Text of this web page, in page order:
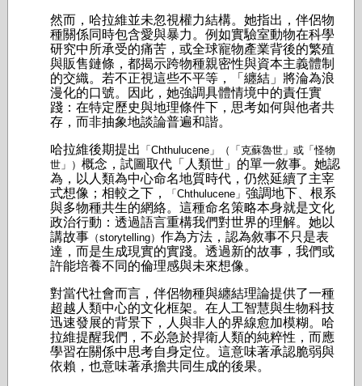
然而，哈拉維並未忽視權力結構。她指出，伴侶物
種關係同時包含愛與暴力。例如實驗室動物在科學
研究中所承受的痛苦，或全球寵物產業背後的繁殖
與販售鏈條，都揭示跨物種親密性與資本主義體制
的交織。若不正視這些不平等，「纏結」將淪為浪
漫化的口號。因此，她強調具體情境中的責任實
踐：在特定歷史與地理條件下，思考如何與他者共
存，而非抽象地談論普遍和諧。
哈拉維後期提出 「Chthulucene」（「克蘇魯世」或「怪物
世」） 概念，試圖取代「人類世」的單一敘事。她認
為，以人類為中心命名地質時代，仍然延續了主宰
式想像；相較之下，
「Chthulucene」 強調地下、根系
與多物種共生的網絡。這種命名策略本身就是文化
政治行動：透過語言重構我們對世界的理解。她以
講故事 （storytelling） 作為方法，認為敘事不只是表
達，而是生成現實的實踐。透過新的故事，我們或
許能培養不同的倫理感與未來想像。
對當代社會而言，伴侶物種與纏結理論提供了一種
超越人類中心的文化框架。在人工智慧與生物科技
迅速發展的背景下，人與非人的界線愈加模糊。哈
拉維提醒我們，不必急於捍衛人類的純粹性，而應
學習在關係中思考自身定位。這意味著承認脆弱與
依賴，也意味著承擔共同生成的後果。